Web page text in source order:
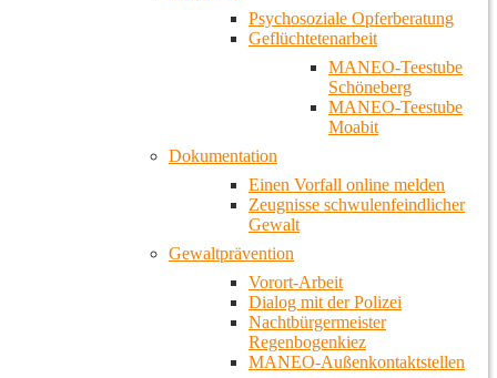
Psychosoziale Opferberatung
Geflüchtetenarbeit
MANEO-Teestube
Schöneberg
MANEO-Teestube
Moabit
Dokumentation
Einen Vorfall online melden
Zeugnisse schwulenfeindlicher
Gewalt
Gewaltprävention
Vorort-Arbeit
Dialog mit der Polizei
Nachtbürgermeister
Regenbogenkiez
MANEO-Außenkontaktstellen